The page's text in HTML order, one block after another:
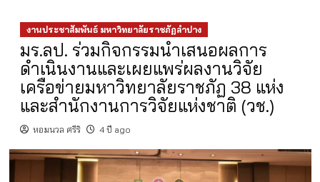
งานประชาสัมพันธ์ มหาวิทยาลัยราชภัฏลำปาง
มร.ลป. ร่วมกิจกรรมนำเสนอผลการ
ดำเนินงานและเผยแพร่ผลงานวิจัย
เครือข่ายมหาวิทยาลัยราชภัฏ 38 แห่ง
และสำนักงานการวิจัยแห่งชาติ (วช.)
หอมนวล ศรีริ 4 ปี ago